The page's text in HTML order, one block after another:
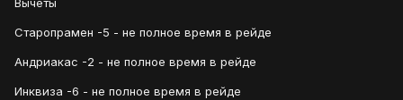
Вычеты
Старопрамен -5 - не полное время в рейде
Андриакас -2 - не полное время в рейде
Инквиза -6 - не полное время в рейде